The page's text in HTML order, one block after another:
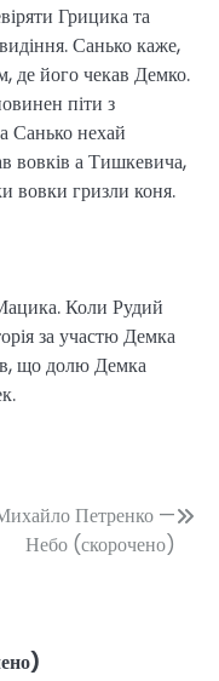
Грицика та
Санько каже,
де його чекав Демко.
піти з
Санько нехай
вовків а Тишкевича,
вовки гризли коня.
Коли Рудий
за участю Демка
що долю Демка
Петренко —
Небо (скорочено)